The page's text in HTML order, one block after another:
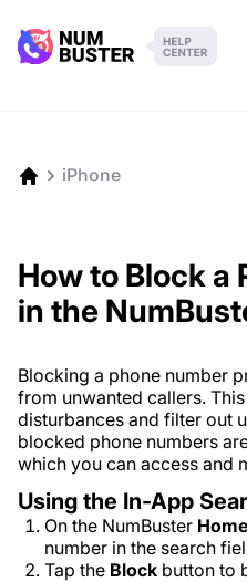
iPhone
How to Block a
in the
Blocking a phone number
from unwanted callers.
disturbances and filter out
blocked phone numbers
which you can access and
Using the In-App
On the NumBuster Home
number in the search
Tap the Block button to